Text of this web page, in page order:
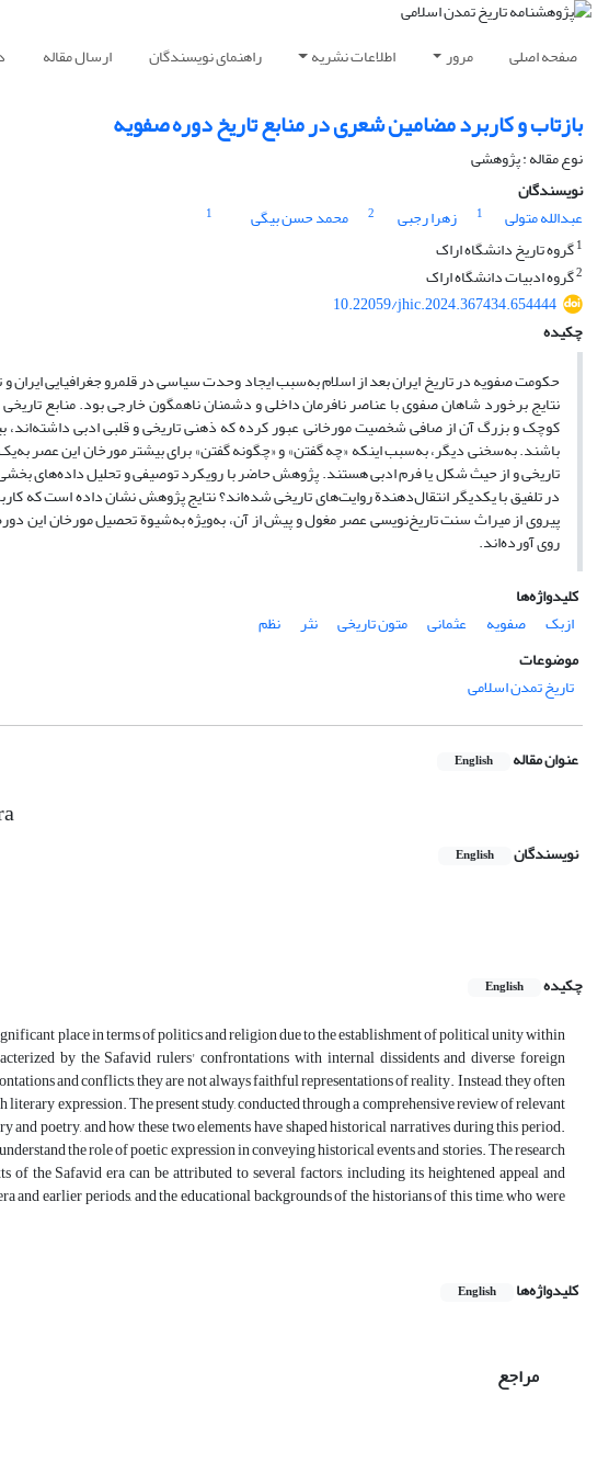
صفحه اصلی مرور اطلاعات نشریه راهنمای نویسندگان ارسال مقاله
بازتاب و کاربرد مضامین شعری در منابع تاریخ دوره صفویه
نوع مقاله : پژوهشی
نویسندگان
عبدالله متولی
1 زهرا رجبی 2 محمد حسن بیگی
1
1گروه تاریخ دانشگاه اراک
2گروه ادبیات دانشگاه اراک
10.22059/jhic.2024.367434.654444
چکیده
حکومت صفویه در تاریخ ایران بعد از اسلام به‌سبب ایجاد وحدت سیاسی در قلمرو جغرافیایی
نتایج برخورد شاهان صفوی با عناصر نافرمان داخلی و دشمنان ناهمگون خارجی بود. منابع
کوچک و بزرگ آن از صافی شخصیت مورخانی عبور کرده که ذهنی تاریخی و قلبی ادبی
باشند. به‌سخنی دیگر، به‌سبب اینکه «چه گفتن» و «چگونه گفتن» برای بیشتر مورخان این عصر
تاریخی و از حیث شکل یا فرم ادبی هستند. پژوهش حاضر با رویکرد توصیفی و تحلیل داده‌های
در تلفیق با یکدیگر انتقال‌دهندة روایت‌های تاریخی شده‌اند؟ نتایج پژوهش نشان داده است که
پیروی از میراث سنت تاریخ‌نویسی عصر مغول و پیش از آن، به‌ویژه به‌شیوة تحصیل مورخان این
روی آورده‌اند.
کلیدواژه‌ها
ازبک
صفویه عثمانی متون تاریخی نثر
نظم
موضوعات
تاریخ تمدن اسلامی
عنوان مقاله English
نویسندگان English
چکیده
English
place in terms of politics and religion due to the establishment of political unity within
by the Safavid rulers' confrontations with internal dissidents and diverse foreign
and conflicts, they are not always faithful representations of reality. Instead, they often
expression. The present study, conducted through a comprehensive review of relevant
poetry, and how these two elements have shaped historical narratives during this period.
the role of poetic expression in conveying historical events and stories. The research
the Safavid era can be attributed to several factors, including its heightened appeal and
earlier periods, and the educational backgrounds of the historians of this time, who were
کلیدواژه‌ها English
مراجع